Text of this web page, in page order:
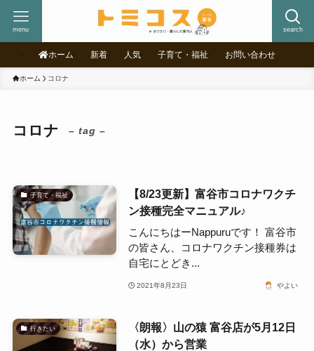
search
menu
ホーム 新着 人気 子育て・福祉 お問い合わせ
ホーム コロナ
コロナ – tag –
子育て・福祉
【8/23更新】富谷市コロナワクチ
ン接種完全マニュアル♪
こんにちはーNappuruです！ 富谷市
の皆さん、コロナワクチン接種券は
自宅にとどき...
2021年8月23日 やよい
行きたい
〈朗報〉山の猿 富谷店が5月12日
（水）から営業